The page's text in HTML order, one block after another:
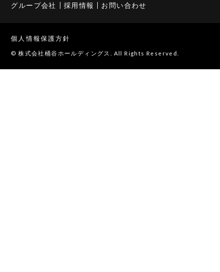
グループ会社
採用情報 お問い合わせ
個人情報保護方針
© 株式会社桶谷ホールディングス. All Rights Reserved.